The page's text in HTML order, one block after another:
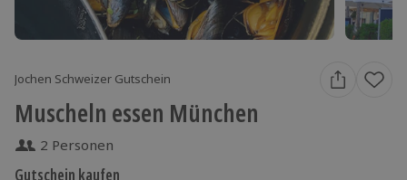
Jochen Schweizer Gutschein
Muscheln essen München
2 Personen
Gutschein kaufen